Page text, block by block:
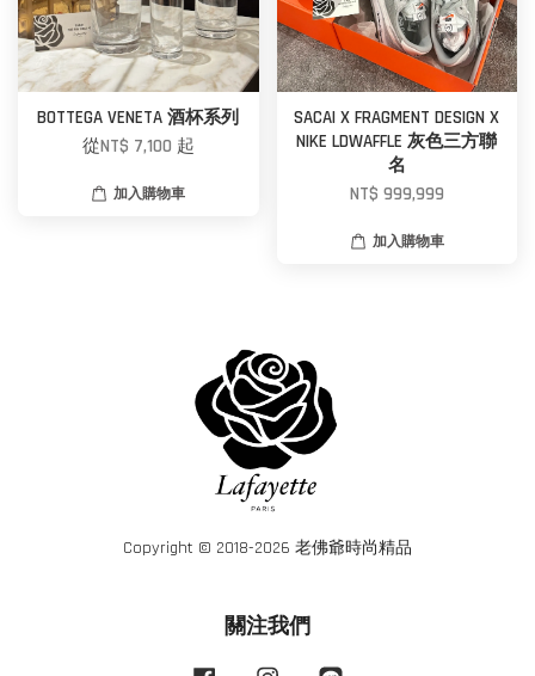
BOTTEGA VENETA 酒杯系列
從NT$ 7,100 起
加入購物車
SACAI X FRAGMENT DESIGN X
NIKE LDWAFFLE 灰色三方聯
名
NT$ 999,999
加入購物車
Copyright © 2018-2026 老佛爺時尚精品
關注我們